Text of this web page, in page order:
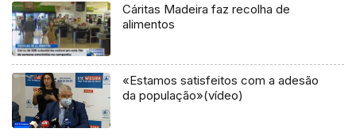
Cáritas Madeira faz recolha de
alimentos
«Estamos satisfeitos com a adesão
da população»(vídeo)